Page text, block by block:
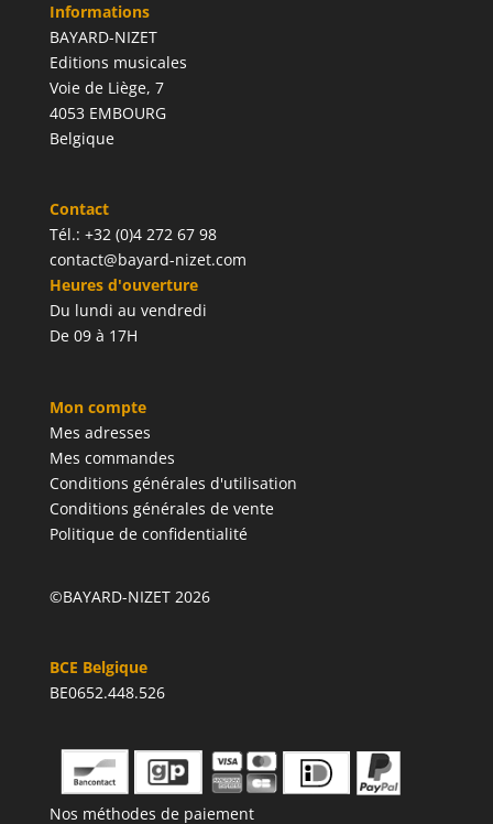
Informations
BAYARD-NIZET
Editions musicales
Voie de Liège, 7
4053 EMBOURG
Belgique
Contact
Tél.: +32 (0)4 272 67 98
contact@bayard-nizet.com
Heures d'ouverture
Du lundi au vendredi
De 09 à 17H
Mon compte
Mes adresses
Mes commandes
Conditions générales d'utilisation
Conditions générales de vente
Politique de confidentialité
©BAYARD-NIZET 2026
BCE Belgique
BE0652.448.526
Nos méthodes de paiement